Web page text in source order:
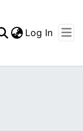
Log In